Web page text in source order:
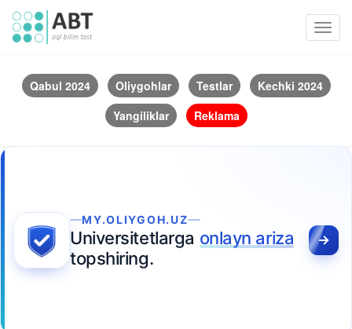
Qabul 2024 Oliygohlar Testlar
Kechki 2024
Yangiliklar
Reklama
MY.OLIYGOH.UZ
Universitetlarga onlayn ariza
topshiring.